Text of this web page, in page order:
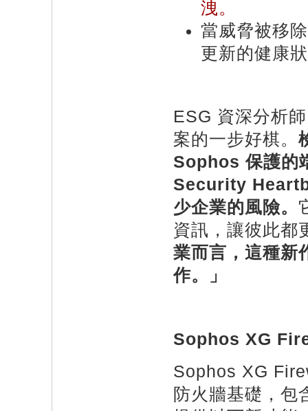
洩。
當威脅被移
更新的健康
ESG 資深分析
案的一步好棋。
Sophos 保護的
Security
少企業的風險。
資訊，讓彼此都
業而言，這種新
作。」
Sophos XG
Sophos XG
防火牆基礎，